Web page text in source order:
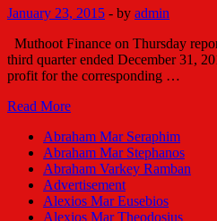
January 23, 2015 - by admin
Muthoot Finance on Thursday
third quarter ended December 31,
profit for the corresponding …
Muthoot
profit
dips
Read More
Abraham Mar Seraphim
Abraham Mar Stephanos
Abraham Varkey Ramban
Advertisement
Alexios Mar Eusebios
Alexios Mar Theodosius